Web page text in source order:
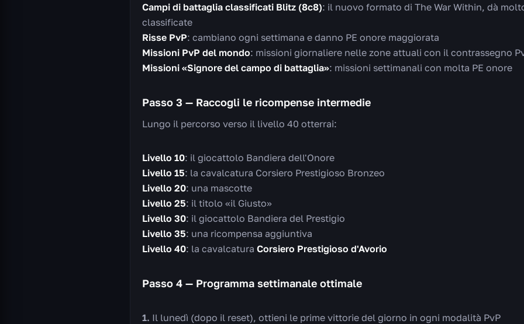
Campi di battaglia classificati Blitz (8c8): il nuovo formato di The War Within, dà
classificate
Risse PvP: cambiano ogni settimana e danno PE onore maggiorata
Missioni PvP del mondo: missioni giornaliere nelle zone attuali con il contrassegno
Missioni «Signore del campo di battaglia»: missioni settimanali con molta PE onore
Passo 3 — Raccogli le ricompense intermedie
Lungo il percorso verso il livello 40 otterrai:
Livello 10: il giocattolo Bandiera dell'Onore
Livello 15: la cavalcatura Corsiero Prestigioso Bronzeo
Livello 20: una mascotte
Livello 25: il titolo «il Giusto»
Livello 30: il giocattolo Bandiera del Prestigio
Livello 35: una ricompensa aggiuntiva
Livello 40: la cavalcatura Corsiero Prestigioso d'Avorio
Passo 4 — Programma settimanale ottimale
Il lunedì (dopo il reset), ottieni le prime vittorie del giorno in ogni modalità PvP